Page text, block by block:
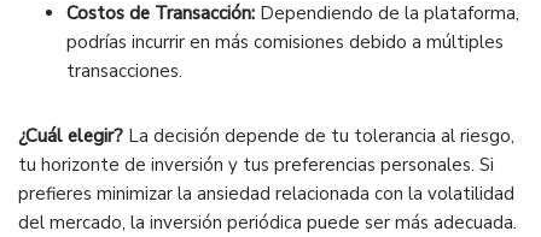
Costos de Transacción: Dependiendo de la plataforma,
podrías incurrir en más comisiones debido a múltiples
transacciones.
¿Cuál elegir? La decisión depende de tu tolerancia al riesgo,
tu horizonte de inversión y tus preferencias personales. Si
prefieres minimizar la ansiedad relacionada con la volatilidad
del mercado, la inversión periódica puede ser más adecuada.